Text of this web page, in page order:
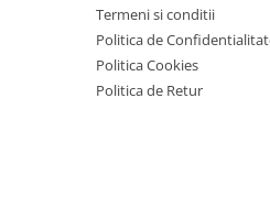
Termeni si conditii
Politica de
Politica Cookies
Politica de Retur